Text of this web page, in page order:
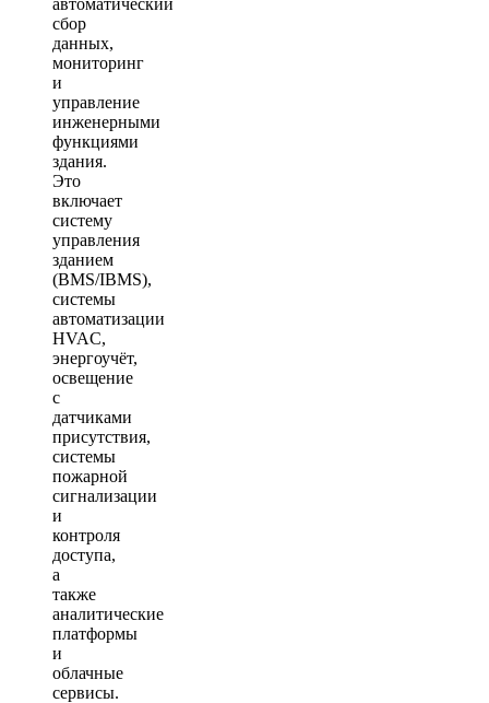
сбор
данных,
мониторинг
и
управление
инженерными
функциями
здания.
Это
включает
систему
управления
зданием
(BMS/IBMS),
системы
автоматизации
HVAC,
энергоучёт,
освещение
с
датчиками
присутствия,
системы
пожарной
сигнализации
и
контроля
доступа,
а
также
аналитические
платформы
и
облачные
сервисы.